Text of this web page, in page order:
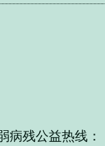
病残公益热线：